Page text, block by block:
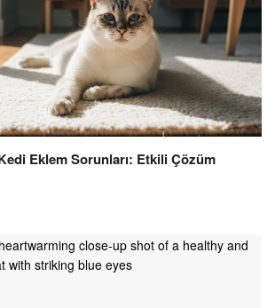
Eklem Sorunları: Etkili Çözüm